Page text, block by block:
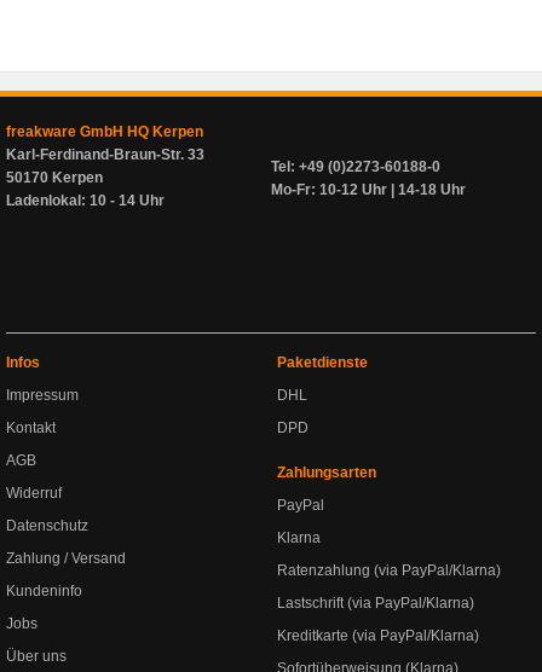
freakware GmbH HQ Kerpen
Karl-Ferdinand-Braun-Str. 33
50170 Kerpen
Ladenlokal: 10 - 14 Uhr
Tel: +49 (0)2273-60188-0
Mo-Fr: 10-12 Uhr | 14-18 Uhr
Infos
Impressum
Kontakt
AGB
Widerruf
Datenschutz
Zahlung / Versand
Kundeninfo
Jobs
Über uns
Paketdienste
DHL
DPD
Zahlungsarten
PayPal
Klarna
Ratenzahlung (via PayPal/Klarna)
Lastschrift (via PayPal/Klarna)
Kreditkarte (via PayPal/Klarna)
Sofortüberweisung (Klarna)